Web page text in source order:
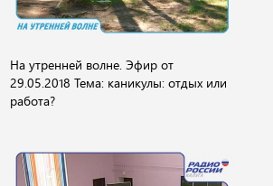
На утренней волне. Эфир от
29.05.2018 Тема: каникулы: отдых или
работа?